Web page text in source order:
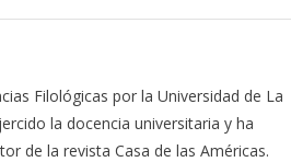
Filológicas por la Universidad de La
la docencia universitaria y ha
de la revista Casa de las Américas.